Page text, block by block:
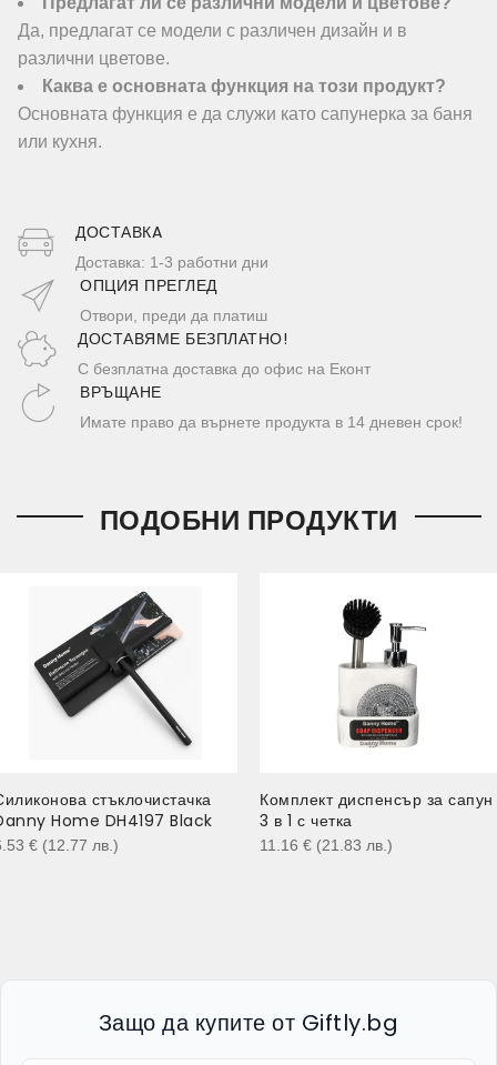
Да, предлагат се модели с различен дизайн и в
различни цветове.
Каква е основната функция на този продукт?
Основната функция е да служи като сапунерка за баня
или кухня.
ДОСТАВКA
Доставка: 1-3 работни дни
ОПЦИЯ ПРЕГЛЕД
Отвори, преди да платиш
ДОСТАВЯМЕ БЕЗПЛАТНО!
С безплатна доставка до офис на Еконт
ВРЪЩАНЕ
Имате право да върнете продукта в 14 дневен срок!
ПОДОБНИ ПРОДУКТИ
стъклочистачка
Home DH4197 Black
€ (12.77 лв. )
Комплект диспенсър за сапун
3 в 1 с четка
11.16 € (21.83 лв. )
Защо да купите от Giftly.bg